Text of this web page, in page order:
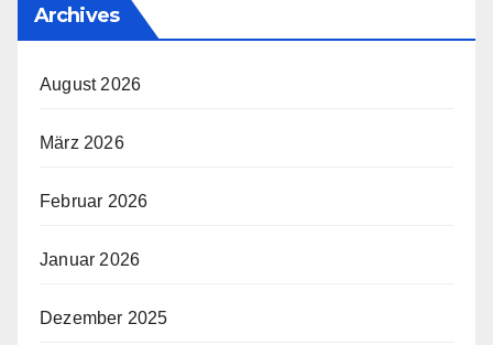
Archives
August 2026
März 2026
Februar 2026
Januar 2026
Dezember 2025